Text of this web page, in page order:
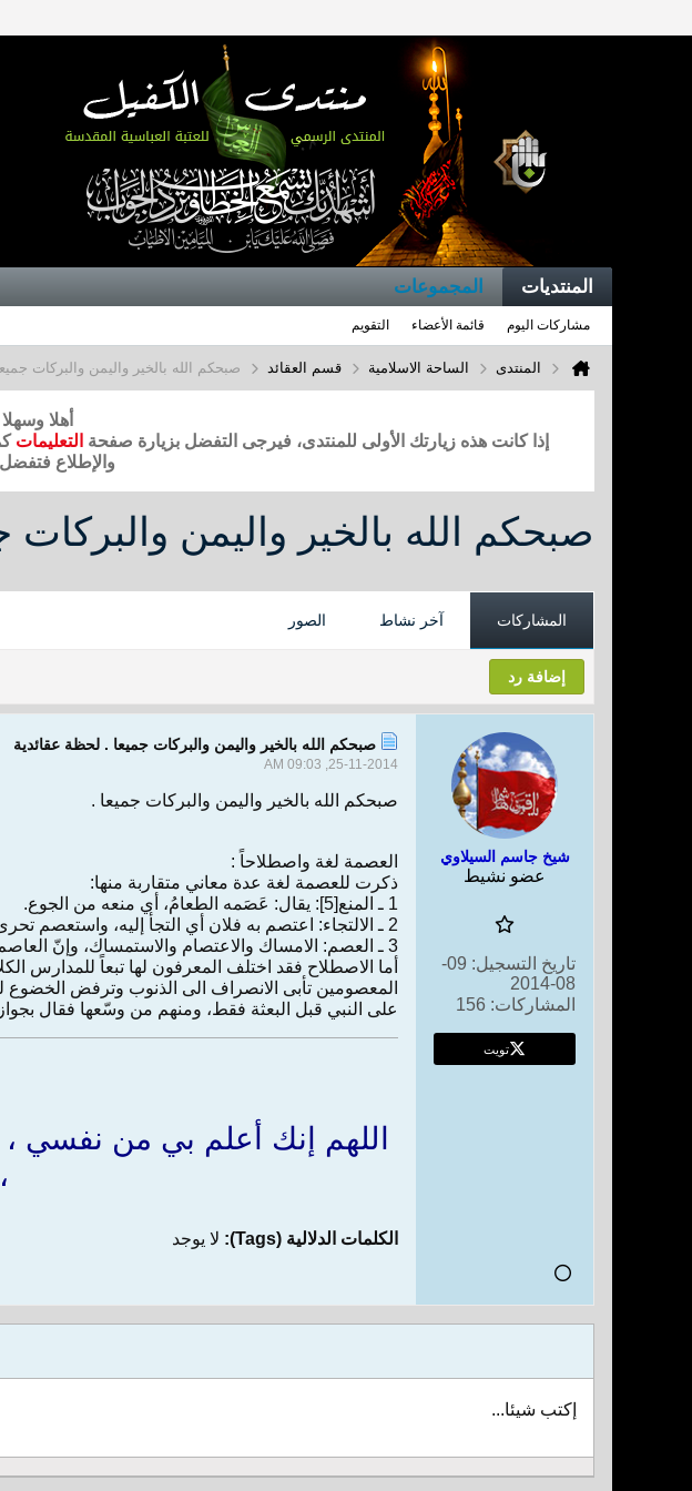
المنتديات المجموعات
مشاركات اليوم قائمة الأعضاء التقويم
المنتدى الساحة الاسلامية قسم العقائد صبحكم الله بالخير واليمن والبركات
أهلا
إذا كانت هذه زيارتك الأولى للمنتدى، فيرجى التفضل بزيارة صفحة التعليمات
والإطلاع
صبحكم الله بالخير واليمن
المشاركات آخر نشاط الصور
إضافة رد
شيخ جاسم السيلاوي
عضو نشيط
تاريخ التسجيل:
09-
08-2014
المشاركات: 156
تويت
صبحكم الله بالخير واليمن والبركات جميعا . لحظة عقائدية
25-11-2014, 09:03 AM
صبحكم الله بالخير واليمن والبركات جميعا .
العصمة لغة واصطلاحاً :
ذكرت للعصمة لغة عدة معاني متقاربة منها:
1 ـ المنع[5]: يقال: عَصَمه الطعامُ، أي منعه من الجوع.
2 ـ الالتجاء: اعتصم به فلان أي التجأ إليه، واستعصم تحرى ما يعصمه[6].
3 ـ العصم: الامساك والاعتصام والاستمساك، وإنّ العاصم والمعصوم يتلازمان فأيّهما حصل حصل معه الآخر[7].
أما الاصطلاح فقد اختلف المعرفون لها تبعاً للمدارس
المعصومين تأبى الانصراف الى الذنوب وترفض الخضوع
على النبي قبل البعثة فقط، ومنهم من وسّعها فقال بجواز
اللهم إنك أعلم بي من نفسي ،
الكلمات الدلالية (Tags): لا يوجد
إكتب شيئا...